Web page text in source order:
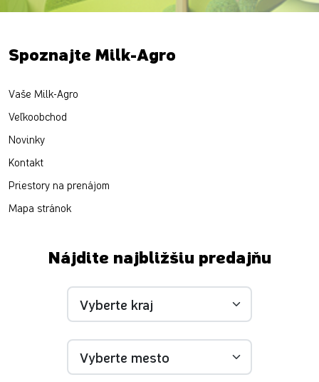
Spoznajte Milk-Agro
Vaše Milk-Agro
Veľkoobchod
Novinky
Kontakt
Priestory na prenájom
Mapa stránok
Nájdite najbližšiu predajňu